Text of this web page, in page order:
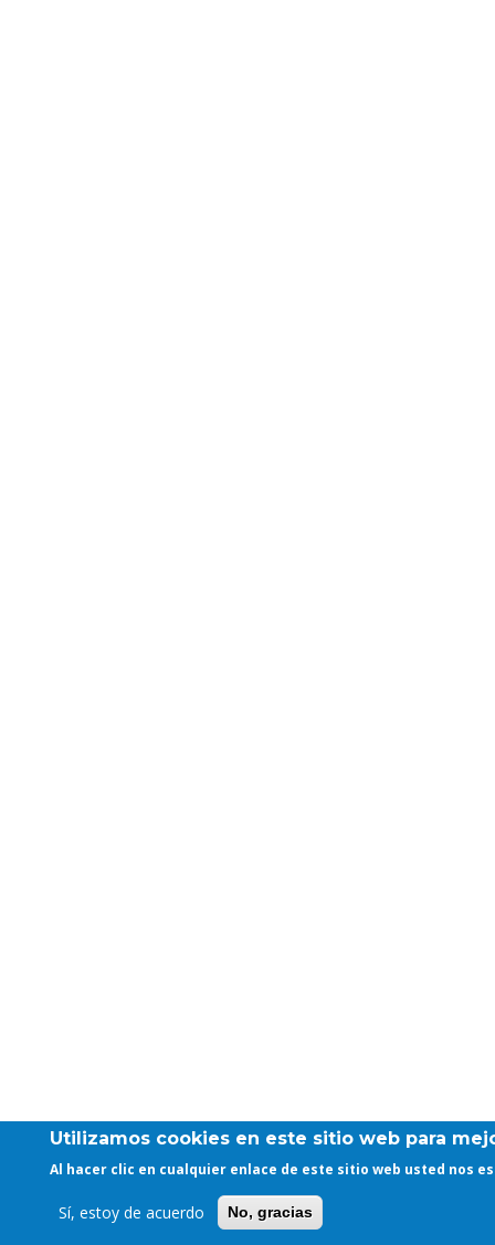
Utilizamos cookies en este sitio web para
Al hacer clic en cualquier enlace de este sitio web usted nos
Sí, estoy de acuerdo No, gracias